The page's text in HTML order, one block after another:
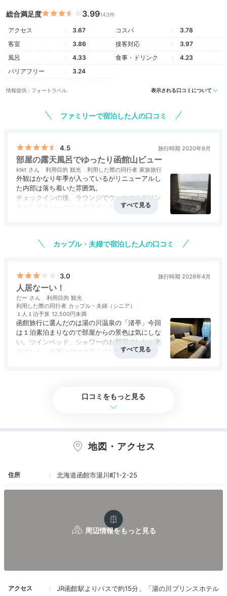
な洋室や、のびのび寛げる和室、広さのある和洋室など
げますよ。
maromaro_mogumogu
出に残る1日になりました。
Onsen
16:00
客室露天風呂で
ゆっくり温泉浴
は大人2人が入れるサイズの岩風呂や、木の温もりを感
じられる檜風呂など、お部屋によってタイプが異なりま
す。プライベート空間で好きなだけ温泉を楽しんで♩
maromaro_mogumogu
総合満足度 3.99143件
アクセス 3.67 コスパ
3.78
客室
3.86 接客対応
3.97
風呂
4.33 食事・ドリンク
4.23
バリアフリー
3.24
情報提供：フォートラベル 表示される口コミについて
ファミリーで宿泊した人の口コミ
4.5 旅行時期 2020年9月
部屋の露天風呂でゆったり函館山ビュー
ktkt 利用目的 観光 利用した際の同行者 家族旅行
外観はかなり年季が入っているがリニューアルし
た内部は落ち着いた雰囲気。
チェックインの後、ラウンジでウェルカムドリン
クとしてスパークリングワインをいただく。
洗面台は縁側にあり、縁側から露天風呂に入れ
天気が良ければ津軽半島が見えるそうだが悪天候
のため見えず残念。
1階売店の横でお好みの浴衣や枕(テンピュール、
エアウィーヴ等)がレンタル出来る。
夕食のブッフェは焼きガニ、ステーキ、お寿司等
のライブキッチンがあり温かい食事をいただけ
る。オードブル、サラダ、デザートは小皿に盛ら
カップル・夫婦で宿泊した人の口コミ
3.0 旅行時期 2026年4月
人居なーい！
だー 利用目的 観光
利用した際の同行者 カップル・夫婦（シニア）
１人１泊予算 12,500円未満
函館旅行に選んだのは湯の川温泉の「渚亭」今回
は１泊素泊まりなので部屋からの景色は気にしな
い。ツインベッド、シャワーのお部屋でしたが充
分でした。食事は付けず近くのお寿司屋さんに行
口コミをもっと見る
地図・アクセス
住所 北海道函館市湯川町1-2-25
アクセス JR函館駅よりバスで約15分、「湯の川プリンスホテル